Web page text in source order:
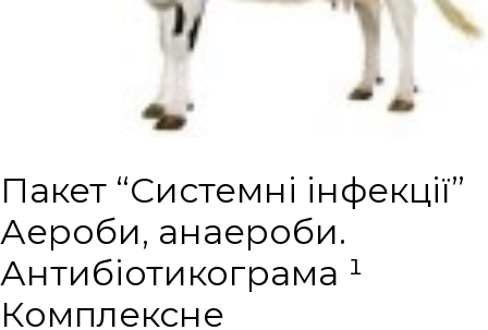
Пакет “Системні інфекції”
Аероби, анаероби.
Антибіотикограма ¹
Комплексне